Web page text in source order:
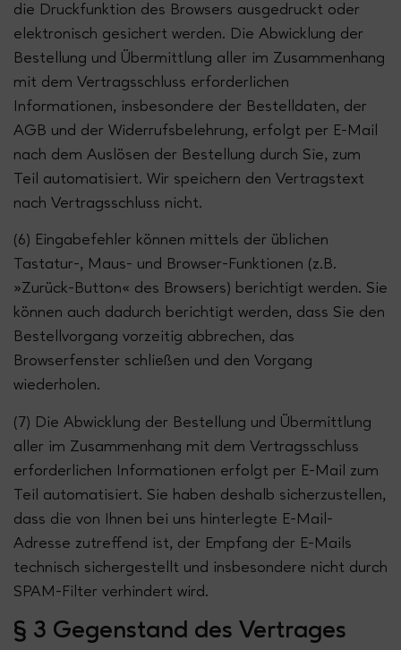
die Druckfunktion des Browsers ausgedruckt oder
elektronisch gesichert werden. Die Abwicklung der
Bestellung und Übermittlung aller im Zusammenhang
mit dem Vertragsschluss erforderlichen
Informationen, insbesondere der Bestelldaten, der
AGB und der Widerrufsbelehrung, erfolgt per E-Mail
nach dem Auslösen der Bestellung durch Sie, zum
Teil automatisiert. Wir speichern den Vertragstext
nach Vertragsschluss nicht.
(6) Eingabefehler können mittels der üblichen
Tastatur-, Maus- und Browser-Funktionen (z.B.
»Zurück-Button« des Browsers) berichtigt werden. Sie
können auch dadurch berichtigt werden, dass Sie den
Bestellvorgang vorzeitig abbrechen, das
Browserfenster schließen und den Vorgang
wiederholen.
(7) Die Abwicklung der Bestellung und Übermittlung
aller im Zusammenhang mit dem Vertragsschluss
erforderlichen Informationen erfolgt per E-Mail zum
Teil automatisiert. Sie haben deshalb sicherzustellen,
dass die von Ihnen bei uns hinterlegte E-Mail-
Adresse zutreffend ist, der Empfang der E-Mails
technisch sichergestellt und insbesondere nicht durch
SPAM-Filter verhindert wird.
§ 3 Gegenstand des Vertrages